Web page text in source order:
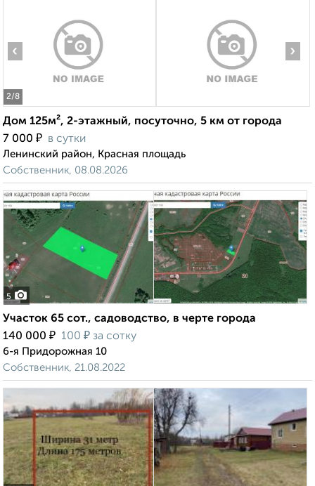
2/8
‹ ›
Дом 125м², 2-этажный, посуточно, 5 км от города
7 000 ₽ в сутки
Ленинский район, Красная площадь
Собственник, 08.08.2026
5
Участок 65 сот., садоводство, в черте города
140 000 ₽ 100 ₽ за сотку
6-я Придорожная 10
Собственник, 21.08.2022